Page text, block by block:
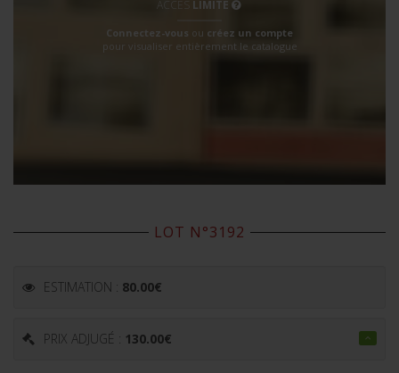
ACCÈS LIMITÉ
Connectez-vous ou créez un compte
pour visualiser entièrement le catalogue
LOT N°3192
ESTIMATION : 80.00€
PRIX ADJUGÉ : 130.00€